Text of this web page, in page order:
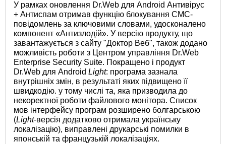
У рамках оновлення Dr.Web для Android Антивірус
+ Антиспам отримав функцію блокування СМС-
повідомлень за ключовими словами, удосконалено
компонент «Антизлодій». У версію продукту, що
завантажується з сайту "Доктор Веб", також додано
можливість роботи з Центром управління Dr.Web
Enterprise Security Suite. Покращено і продукт
Dr.Web для AndroidLight: програма зазнала
внутрішніх змін, в результаті яких підвищено її
швидкодію. у тому числі та, яка призводила до
некоректної роботи файлового монітора. Список
мов інтерфейсу програм розширено болгарською
(Light-версія додатково отримала українську
локалізацію), виправлені друкарські помилки в
японській та французькій локалізаціях.